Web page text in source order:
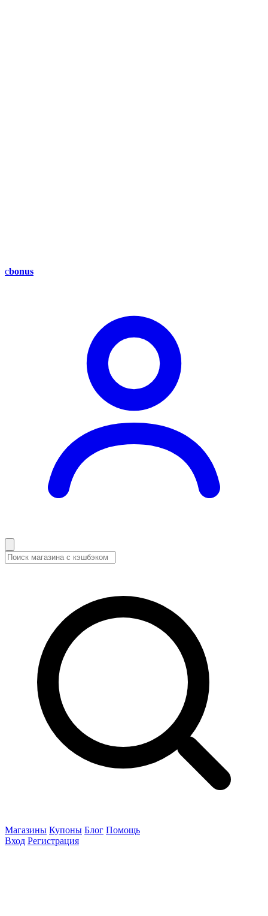
cbonus
Магазины Купоны Блог Помощь
Вход Регистрация